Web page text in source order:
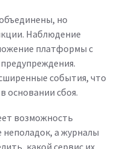
но
Наблюдение
платформы с
события, что
основании сбоя.
возможность
а журналы
какой сервис их